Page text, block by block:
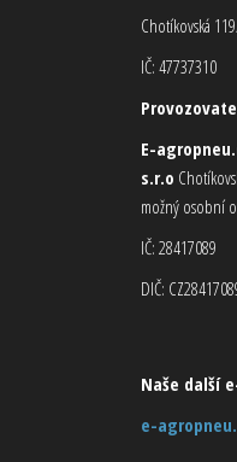
Chotíkovská
IČ: 47737310
E-
s.r.o
možný osobní
IČ: 28417089
DIČ:
Naše další
e-